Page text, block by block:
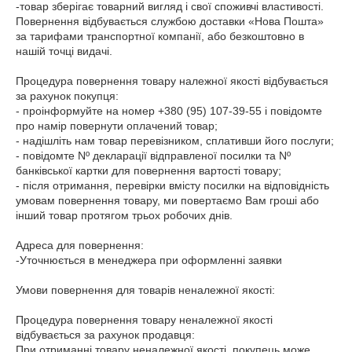
-товар зберігає товарний вигляд і свої споживчі властивості.
Повернення відбувається службою доставки «Нова Пошта»
за тарифами транспортної компанії, або безкоштовно в
нашій точці видачі.
Процедура повернення товару належної якості відбувається
за рахунок покупця:
- проінформуйте на номер +380 (95) 107-39-55 і повідомте
про намір повернути оплачений товар;
- надішліть нам товар перевізником, сплативши його послуги;
- повідомте Nº декларації відправленої посилки та Nº
банківської картки для повернення вартості товару;
- після отримання, перевірки вмісту посилки на відповідність
умовам повернення товару, ми повертаємо Вам гроші або
інший товар протягом трьох робочих днів.
Адреса для повернення:
-Уточнюється в менеджера при оформленні заявки
Умови повернення для товарів неналежної якості:
Процедура повернення товару неналежної якості
відбувається за рахунок продавця: